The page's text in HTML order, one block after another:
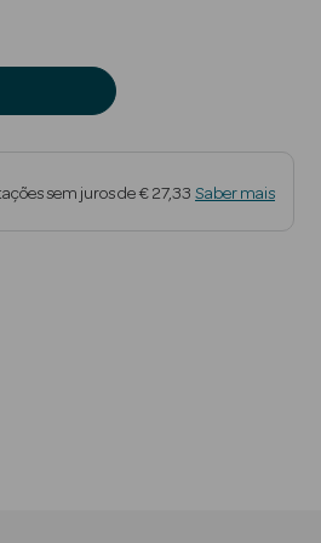
sem juros de € 27,33 Saber mais